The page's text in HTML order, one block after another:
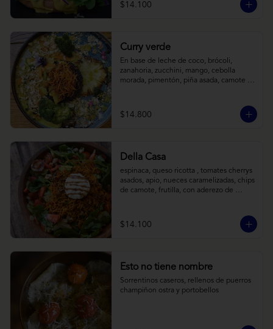
$14.100
Curry verde
En base de leche de coco, brócoli,
zanahoria, zucchini, mango, cebolla
morada, pimentón, piña asada, camote
$14.800
Della Casa
espinaca, queso ricotta , tomates cherrys
asados, apio, nueces caramelizadas, chips
de camote, frutilla, con aderezo de
$14.100
Esto no tiene nombre
Sorrentinos caseros, rellenos de puerros
champiñon ostra y portobellos